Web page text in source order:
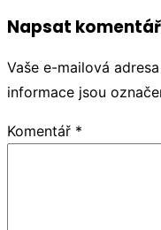
Napsat komentář
Vaše e-mailová
informace jsou
Komentář *